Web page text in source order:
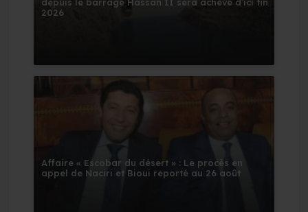
2026
Affaire « Escobar du désert » : Le procès en
appel de Naciri et Bioui reporté au 26 août